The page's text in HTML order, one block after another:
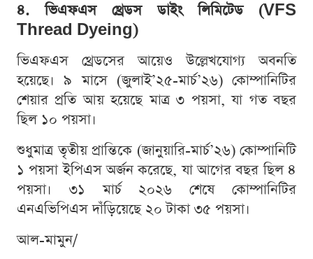
৪. ভিএফএস থ্রেডস ডাইং লিমিটেড (VFS
Thread Dyeing)
ভিএফএস থ্রেডসের আয়েও উল্লেখযোগ্য অবনতি
হয়েছে। ৯ মাসে (জুলাই’২৫-মার্চ’২৬) কোম্পানিটির
শেয়ার প্রতি আয় হয়েছে মাত্র ৩ পয়সা, যা গত বছর
ছিল ১০ পয়সা।
শুধুমাত্র তৃতীয় প্রান্তিকে (জানুয়ারি-মার্চ’২৬) কোম্পানিটি
১ পয়সা ইপিএস অর্জন করেছে, যা আগের বছর ছিল ৪
পয়সা। ৩১ মার্চ ২০২৬ শেষে কোম্পানিটির
এনএভিপিএস দাঁড়িয়েছে ২০ টাকা ৩৫ পয়সা।
আল-মামুন/